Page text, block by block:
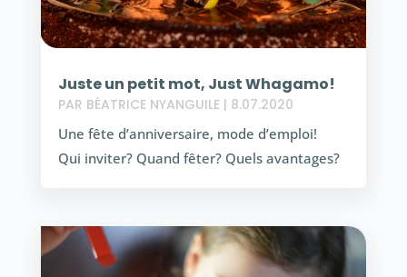
Juste un petit mot, Just Whagamo!
PAR BÉATRICE NYANGUILE | 8.07.2020
Une fête d’anniversaire, mode d’emploi!
Qui inviter? Quand fêter? Quels avantages?